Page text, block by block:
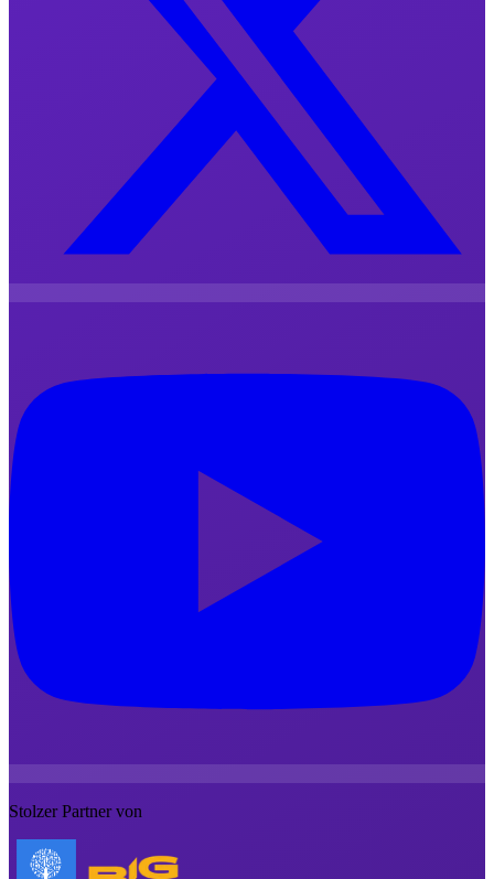
Stolzer Partner von